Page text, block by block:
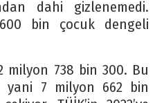
dahi gizlenemedi.
bin çocuk dengeli
milyon 738 bin 300. Bu
yani 7 milyon 662 bin